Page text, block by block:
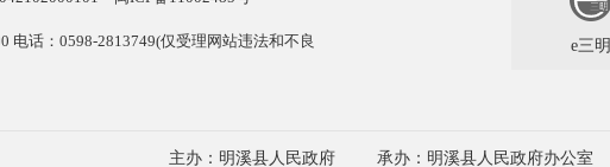
电话：0598-2813749(仅受理网站违法和不良 e三明
主办：明溪县人民政府 承办：明溪县人民政府办公室